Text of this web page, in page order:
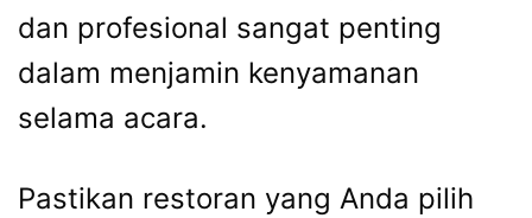
dan profesional sangat penting
dalam menjamin kenyamanan
selama acara.
Pastikan restoran yang Anda pilih